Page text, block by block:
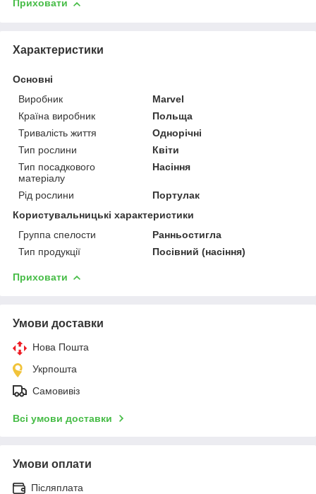
Приховати
Характеристики
Основні
Виробник
Marvel
Країна виробник
Польща
Тривалість життя
Однорічні
Тип рослини
Квіти
Тип посадкового
матеріалу
Насіння
Рід рослини
Портулак
Користувальницькі характеристики
Группа спелости
Ранньостигла
Тип продукції
Посівний (насіння)
Приховати
Умови доставки
Нова Пошта
Укрпошта
Самовивіз
Всі умови доставки
Умови оплати
Післяплата